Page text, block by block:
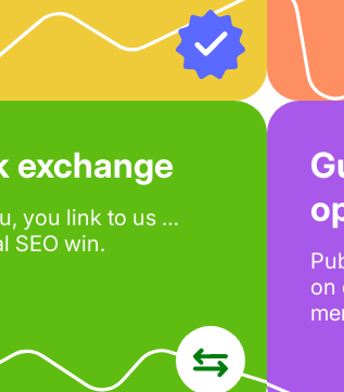
exchange
you link to us …
SEO win.
on